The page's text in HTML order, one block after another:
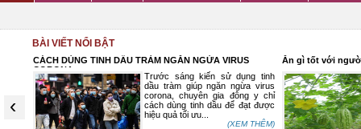
BÀI VIẾT NỔI BẬT
‹vị
CÁCH DÙNG TINH DẦU TRÀM NGĂN NGỪA VIRUS
CORONA
Trước sáng kiến sử dụng tinh
dầu tràm giúp ngăn ngừa virus
corona, chuyên gia đông y chỉ
cách dùng tinh dầu để đạt được
hiệu quả tối ưu...
(XEM THÊM)
Ăn gì tốt với